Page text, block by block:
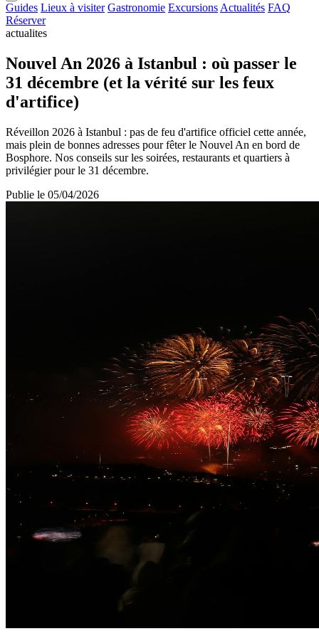
Guides Lieux à visiter Gastronomie Excursions Actualités FAQ
Réserver
actualites
Nouvel An 2026 à Istanbul : où passer le
31 décembre (et la vérité sur les feux
d'artifice)
Réveillon 2026 à Istanbul : pas de feu d'artifice officiel cette année,
mais plein de bonnes adresses pour fêter le Nouvel An en bord de
Bosphore. Nos conseils sur les soirées, restaurants et quartiers à
privilégier pour le 31 décembre.
Publie le 05/04/2026